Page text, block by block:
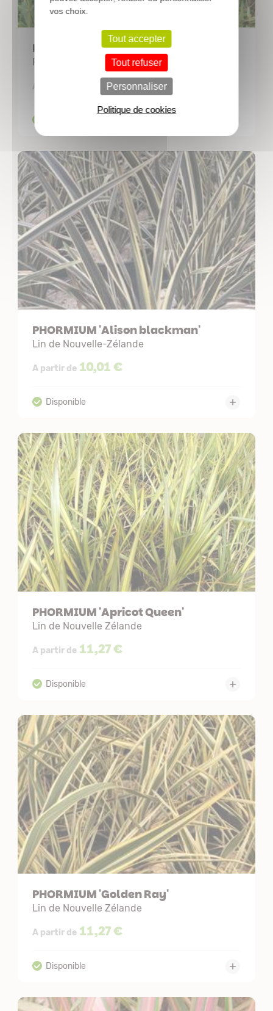
PHILLYREA angustifolia
Filaire à feuilles étroites
A partir de 3,87 €
PHORMIUM 'Alison blackman'
Lin de Nouvelle-Zélande
A partir de 10,01 €
PHORMIUM 'Apricot Queen'
Lin de Nouvelle Zélande
A partir de 11,27 €
PHORMIUM 'Golden Ray'
Lin de Nouvelle Zélande
A partir de 11,27 €
vos choix.
Tout accepter
Tout refuser
Personnaliser
Politique de cookies